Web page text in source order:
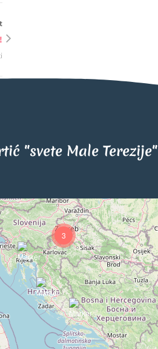
"svete Male Terezije"
3